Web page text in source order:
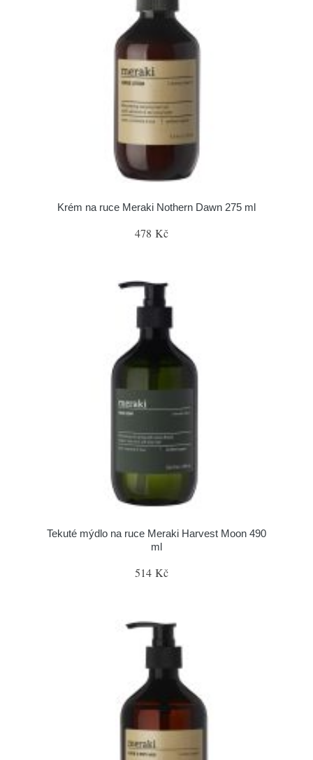
Krém na ruce Meraki Nothern Dawn 275 ml
478 Kč
Tekuté mýdlo na ruce Meraki Harvest Moon 490
ml
514 Kč